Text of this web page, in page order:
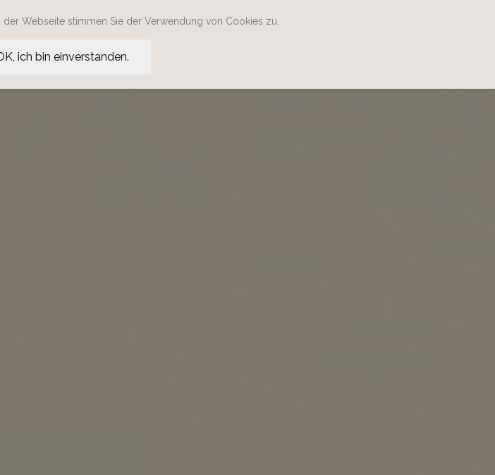
Webseite stimmen Sie der Verwendung von Cookies zu.
ich bin einverstanden.